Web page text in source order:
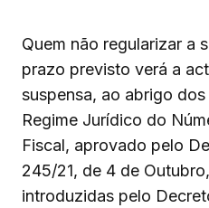
Quem não regularizar a
prazo previsto verá a
suspensa, ao abrigo dos
Regime Jurídico do
Fiscal, aprovado pelo
245/21, de 4 de
introduzidas pelo